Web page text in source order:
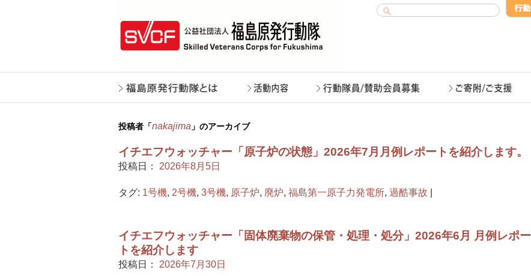
投稿者「nakajima 」のアーカイブ
イチエフウォッチャー「原子炉の状態」2026年7月月例レポートを紹介します。
投稿日： 2026年8月5日
タグ: 1号機, 2号機, 3号機, 原子炉, 廃炉, 福島第一原子力発電所, 過酷事故
イチエフウォッチャー「固体廃棄物の保管・処理・処分」2026年6月 月例レポー
トを紹介します
投稿日： 2026年7月30日